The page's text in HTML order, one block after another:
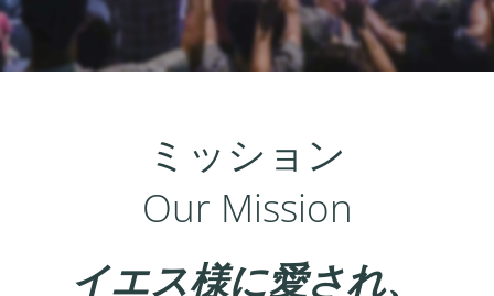
ミッション
Our Mission
イエス様に愛され、